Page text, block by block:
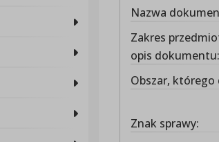
Nazwa
Zakres
opis dokumentu:
Obszar,
Znak sprawy: